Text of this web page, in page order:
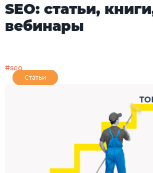
SEO: статьи,
вебинары
#seo
Статьи